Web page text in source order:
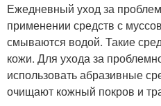
Ежедневный уход за
применении средств с
смываются водой. Такие
кожи. Для ухода за
использовать абразивные
очищают кожный покров и